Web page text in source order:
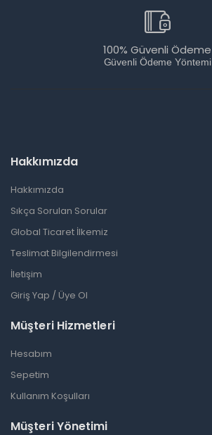
100% Güvenli Ödeme
Güvenli Ödeme Yöntemi
Hakkımızda
Hakkımızda
Sıkça Sorulan Sorular
Global Ticaret İlkemiz
Teslimat Bilgilendirmesi
İletişim
Giriş Yap / Üye Ol
Müşteri Hizmetleri
Hesabım
Sepetim
Kullanım Koşulları
Müşteri Yönetimi